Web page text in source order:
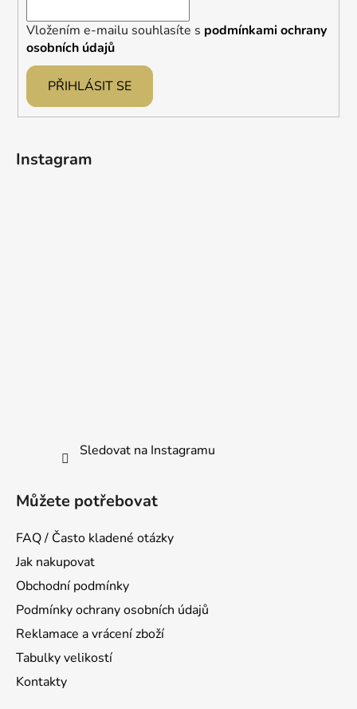
Vložením e-mailu souhlasíte s podmínkami ochrany
osobních údajů
PŘIHLÁSIT SE
Instagram
Sledovat na Instagramu
Můžete potřebovat
FAQ / Často kladené otázky
Jak nakupovat
Obchodní podmínky
Podmínky ochrany osobních údajů
Reklamace a vrácení zboží
Tabulky velikostí
Kontakty